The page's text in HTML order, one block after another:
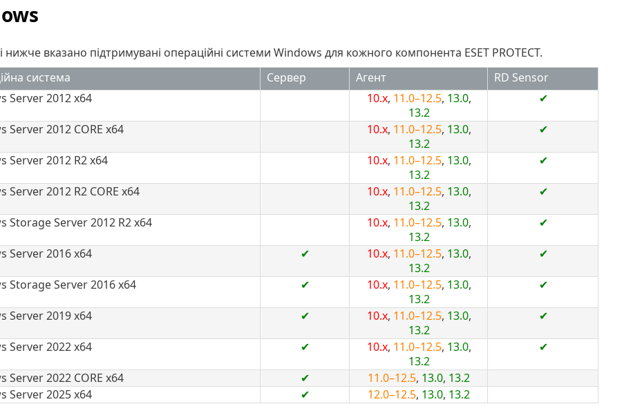
нижче вказано підтримувані операційні системи Windows для кожного компонента ESET PROTECT.
система
Сервер Агент
RD Sensor
Server 2012 x64
10.x, 11.0–12.5, 13.0,
13.2
✔
Server 2012 CORE x64 10.x, 11.0–12.5, 13.0,
13.2
✔
Server 2012 R2 x64 10.x, 11.0–12.5, 13.0,
13.2
✔
Server 2012 R2 CORE x64 10.x, 11.0–12.5, 13.0,
13.2
✔
Storage Server 2012 R2 x64 10.x, 11.0–12.5, 13.0,
13.2
✔
Server 2016 x64 ✔ 10.x, 11.0–12.5, 13.0,
13.2
✔
Storage Server 2016 x64 ✔ 10.x, 11.0–12.5, 13.0,
13.2
✔
Server 2019 x64 ✔ 10.x, 11.0–12.5, 13.0,
13.2
✔
Server 2022 x64 ✔ 10.x, 11.0–12.5, 13.0,
13.2
✔
Server 2022 CORE x64 ✔ 11.0–12.5, 13.0, 13.2
Server 2025 x64
✔ 12.0–12.5, 13.0, 13.2